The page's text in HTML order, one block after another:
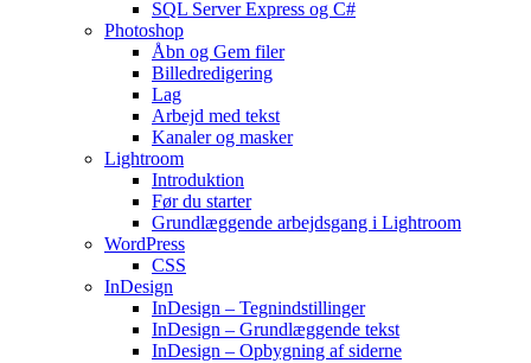
SQL Server Express og C#
Photoshop
Åbn og Gem filer
Billedredigering
Lag
Arbejd med tekst
Kanaler og masker
Lightroom
Introduktion
Før du starter
Grundlæggende arbejdsgang i Lightroom
WordPress
CSS
InDesign
InDesign – Tegnindstillinger
InDesign – Grundlæggende tekst
InDesign – Opbygning af siderne